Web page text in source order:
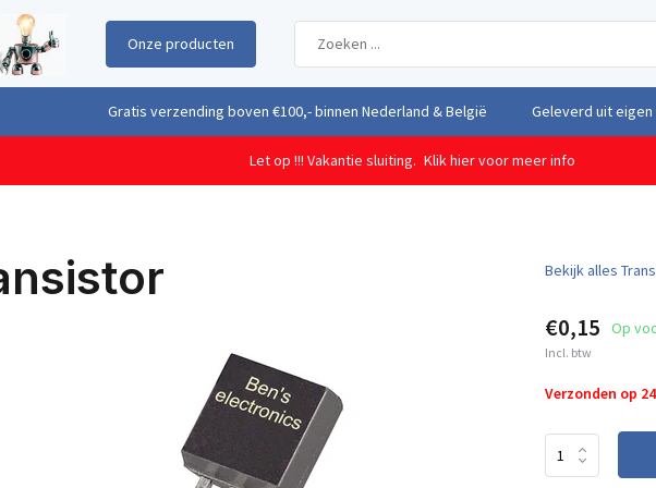
Onze producten
Geleverd uit eigen voorraad vanuit ons magazijn in Nederland Gratis
Let op !!! Vakantie sluiting. Klik hier voor meer info
Bekijk alles
€0,15 Op
Incl. btw
Verzonden op